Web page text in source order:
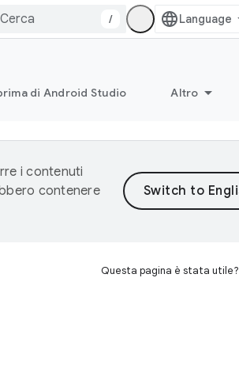
/
di Android Studio Altro
i contenuti
contenere
Questa pagina è stata utile?